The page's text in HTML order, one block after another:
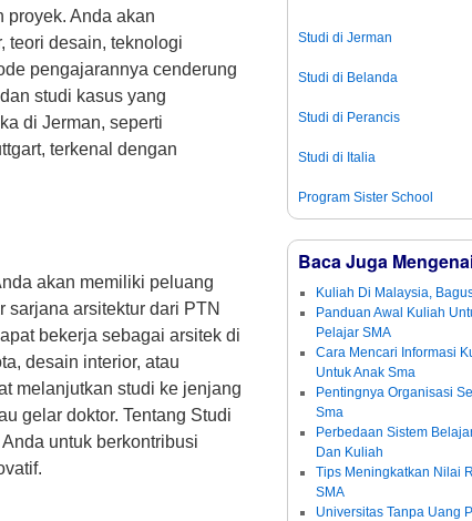
proyek. Anda akan
teori desain, teknologi
pengajarannya cenderung
studi kasus yang
di Jerman, seperti
terkenal dengan
akan memiliki peluang
sarjana arsitektur dari PTN
bekerja sebagai arsitek di
desain interior, atau
melanjutkan studi ke jenjang
gelar doktor. Tentang Studi
untuk berkontribusi
Studi di Jerman
Studi di Belanda
Studi di Perancis
Studi di Italia
Program Sister School
Baca Juga
Kuliah Di Malaysia,
Panduan Awal Kuliah
Pelajar SMA
Cara Mencari Informasi
Untuk Anak Sma
Pentingnya Organisasi
Sma
Perbedaan Sistem
Dan Kuliah
Tips Meningkatkan Nilai
SMA
Universitas Tanpa Uang